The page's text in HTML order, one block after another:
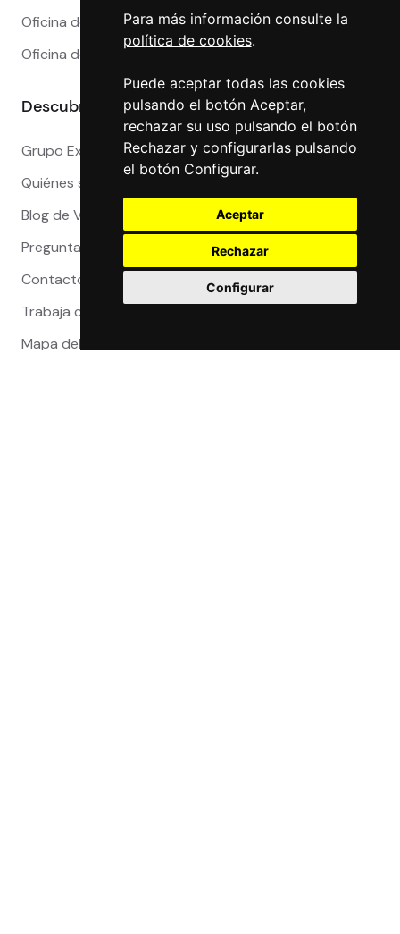
Para más información consulte la
política de cookies.
Puede aceptar todas las cookies
pulsando el botón Aceptar,
rechazar su uso pulsando el botón
Rechazar y configurarlas pulsando
el botón Configurar.
Aceptar
Rechazar
Configurar
Oficina de Cambio en Sevilla
Oficina de Cambio en Valencia
Descubre más
Grupo Exact
Quiénes somos
Blog de Viajeros
Preguntas Frecuentes
Contacto
Trabaja con nosotros
Mapa del sitio